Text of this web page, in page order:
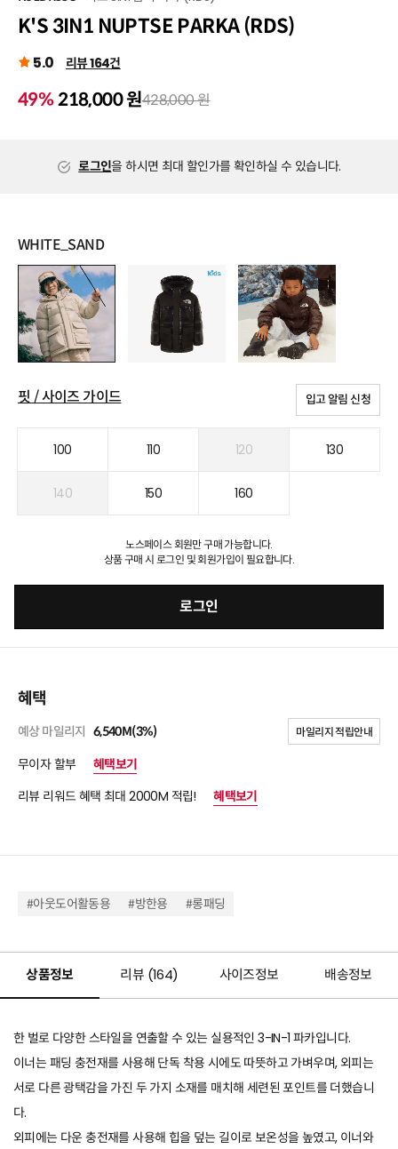
K'S 3IN1 NUPTSE PARKA (RDS)
5.0 리뷰 164건
49% 218,000 원428,000 원
로그인을 하시면 최대 할인가를 확인하실 수 있습니다.
WHITE_SAND
핏 / 사이즈 가이드 입고 알림 신청
100 110 120 130
140 150 160
노스페이스 회원만 구매 가능합니다.
상품 구매 시 로그인 및 회원가입이 필요합니다.
로그인
혜택
예상 마일리지 6,540M(3%) 마일리지 적립안내
무이자 할부
혜택보기
리뷰 리워드 혜택 최대 2000M 적립!
혜택보기
#아웃도어활동용 #방한용 #롱패딩
상품정보 리뷰 (164) 사이즈정보 배송정보
한 벌로 다양한 스타일을 연출할 수 있는 실용적인 3-IN-1 파카입니다.
이너는 패딩 충전재를 사용해 단독 착용 시에도 따뜻하고 가벼우며, 외피는
서로 다른 광택감을 가진 두 가지 소재를 매치해 세련된 포인트를 더했습니
다.
외피에는 다운 충전재를 사용해 힙을 덮는 길이로 보온성을 높였고, 이너와